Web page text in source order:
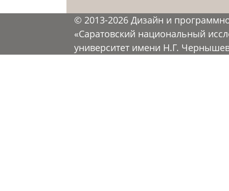
© 2013-2026 Дизайн и
«Саратовский национальный
университет имени Н.Г.